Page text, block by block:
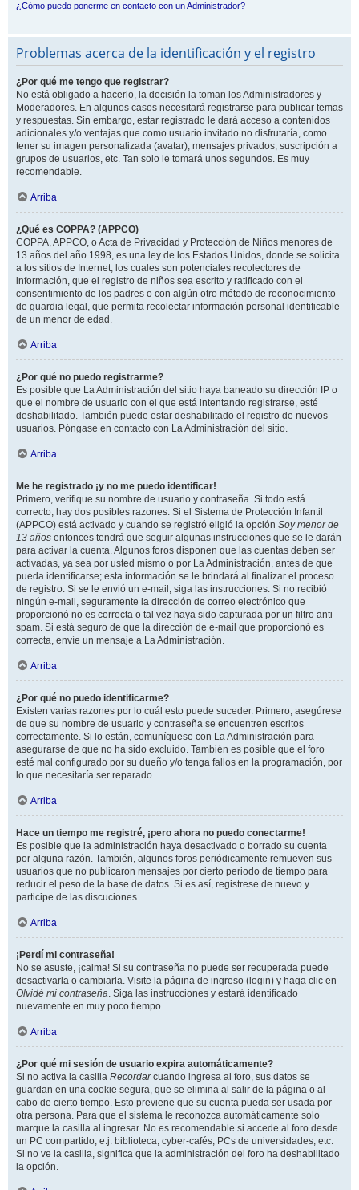
¿Cómo puedo ponerme en contacto con un Administrador?
Problemas acerca de la identificación y el registro
¿Por qué me tengo que registrar?
No está obligado a hacerlo, la decisión la toman los Administradores y
Moderadores. En algunos casos necesitará registrarse para publicar temas
y respuestas. Sin embargo, estar registrado le dará acceso a contenidos
adicionales y/o ventajas que como usuario invitado no disfrutaría, como
tener su imagen personalizada (avatar), mensajes privados, suscripción a
grupos de usuarios, etc. Tan solo le tomará unos segundos. Es muy
recomendable.
Arriba
¿Qué es COPPA? (APPCO)
COPPA, APPCO, o Acta de Privacidad y Protección de Niños menores de
13 años del año 1998, es una ley de los Estados Unidos, donde se solicita
a los sitios de Internet, los cuales son potenciales recolectores de
información, que el registro de niños sea escrito y ratificado con el
consentimiento de los padres o con algún otro método de reconocimiento
de guardia legal, que permita recolectar información personal identificable
de un menor de edad.
Arriba
¿Por qué no puedo registrarme?
Es posible que La Administración del sitio haya baneado su dirección IP o
que el nombre de usuario con el que está intentando registrarse, esté
deshabilitado. También puede estar deshabilitado el registro de nuevos
usuarios. Póngase en contacto con La Administración del sitio.
Arriba
Me he registrado ¡y no me puedo identificar!
Primero, verifique su nombre de usuario y contraseña. Si todo está
correcto, hay dos posibles razones. Si el Sistema de Protección Infantil
(APPCO) está activado y cuando se registró eligió la opción Soy menor de
13 años entonces tendrá que seguir algunas instrucciones que se le darán
para activar la cuenta. Algunos foros disponen que las cuentas deben ser
activadas, ya sea por usted mismo o por La Administración, antes de que
pueda identificarse; esta información se le brindará al finalizar el proceso
de registro. Si se le envió un e-mail, siga las instrucciones. Si no recibió
ningún e-mail, seguramente la dirección de correo electrónico que
proporcionó no es correcta o tal vez haya sido capturada por un filtro anti-
spam. Si está seguro de que la dirección de e-mail que proporcionó es
correcta, envíe un mensaje a La Administración.
Arriba
¿Por qué no puedo identificarme?
Existen varias razones por lo cuál esto puede suceder. Primero, asegúrese
de que su nombre de usuario y contraseña se encuentren escritos
correctamente. Si lo están, comuníquese con La Administración para
asegurarse de que no ha sido excluido. También es posible que el foro
esté mal configurado por su dueño y/o tenga fallos en la programación, por
lo que necesitaría ser reparado.
Arriba
Hace un tiempo me registré, ¡pero ahora no puedo conectarme!
Es posible que la administración haya desactivado o borrado su cuenta
por alguna razón. También, algunos foros periódicamente remueven sus
usuarios que no publicaron mensajes por cierto periodo de tiempo para
reducir el peso de la base de datos. Si es así, registrese de nuevo y
participe de las discuciones.
Arriba
¡Perdí mi contraseña!
No se asuste, ¡calma! Si su contraseña no puede ser recuperada puede
desactivarla o cambiarla. Visite la página de ingreso (login) y haga clic en
Olvidé mi contraseña. Siga las instrucciones y estará identificado
nuevamente en muy poco tiempo.
Arriba
¿Por qué mi sesión de usuario expira automáticamente?
Si no activa la casilla Recordarcuando ingresa al foro, sus datos se
guardan en una cookie segura, que se elimina al salir de la página o al
cabo de cierto tiempo. Esto previene que su cuenta pueda ser usada por
otra persona. Para que el sistema le reconozca automáticamente solo
marque la casilla al ingresar. No es recomendable si accede al foro desde
un PC compartido, e.j. biblioteca, cyber-cafés, PCs de universidades, etc.
Si no ve la casilla, significa que la administración del foro ha deshabilitado
la opción.